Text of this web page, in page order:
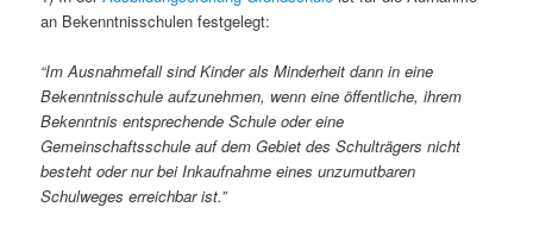
an Bekenntnisschulen festgelegt:
“Im Ausnahmefall sind Kinder als Minderheit dann in eine
Bekenntnisschule aufzunehmen, wenn eine öffentliche, ihrem
Bekenntnis entsprechende Schule oder eine
Gemeinschaftsschule auf dem Gebiet des Schulträgers nicht
besteht oder nur bei Inkaufnahme eines unzumutbaren
Schulweges erreichbar ist.”